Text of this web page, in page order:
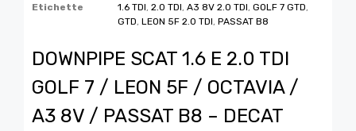
Etichette
1.6 TDI 2.0 TDI A3 8V 2.0 TDI GOLF 7 GTD
GTD LEON 5F 2.0 TDI PASSAT B8
DOWNPIPE SCAT 1.6 E 2.0 TDI
GOLF 7 / LEON 5F / OCTAVIA /
A3 8V / PASSAT B8 – DECAT